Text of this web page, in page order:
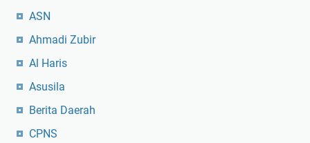
ASN
Ahmadi Zubir
Al Haris
Asusila
Berita Daerah
CPNS